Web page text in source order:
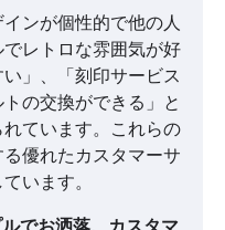
ンが個性的で他の人
レトロな雰囲気が好
」、「刻印サービス
の交換ができる」と
ています。これらの
優れたカスタマーサ
います。